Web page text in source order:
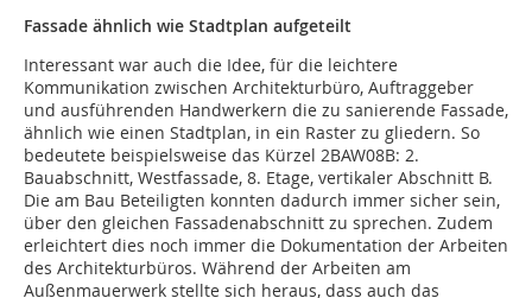
Fassade ähnlich wie Stadtplan aufgeteilt
Interessant war auch die Idee, für die leichtere
Kommunikation zwischen Architekturbüro, Auftraggeber
und ausführenden Handwerkern die zu sanierende Fassade,
ähnlich wie einen Stadtplan, in ein Raster zu gliedern. So
bedeutete beispielsweise das Kürzel 2BAW08B: 2.
Bauabschnitt, Westfassade, 8. Etage, vertikaler Abschnitt B.
Die am Bau Beteiligten konnten dadurch immer sicher sein,
über den gleichen Fassadenabschnitt zu sprechen. Zudem
erleichtert dies noch immer die Dokumentation der Arbeiten
des Architekturbüros. Während der Arbeiten am
Außenmauerwerk stellte sich heraus, dass auch das